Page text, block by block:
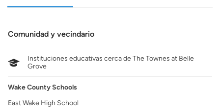
Comunidad y vecindario
Instituciones educativas cerca de The Townes at Belle
Grove
Wake County Schools
East Wake High School